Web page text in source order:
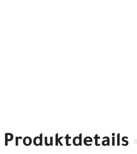
Produktdetails